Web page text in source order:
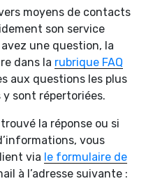
moyens de contacts
son service
une question, la
dans la rubrique FAQ
aux questions les plus
sont répertoriées.
la réponse ou si
vous
via le formulaire de
à l’adresse suivante :